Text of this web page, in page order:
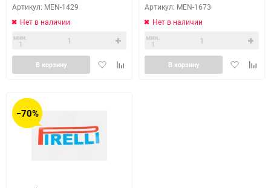
Артикул: MEN-1429
Нет в наличии
мин.
1
ДобавитьДобавить
В корзину
Артикул: MEN-1673
Нет в наличии
мин.
1
Добавить
В корзину
−70%